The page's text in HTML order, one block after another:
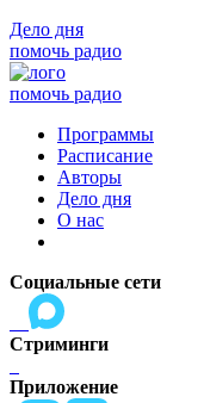
Дело дня
помочь радио
помочь радио
Программы
Расписание
Авторы
Дело дня
О нас
Социальные сети
Стриминги
Приложение